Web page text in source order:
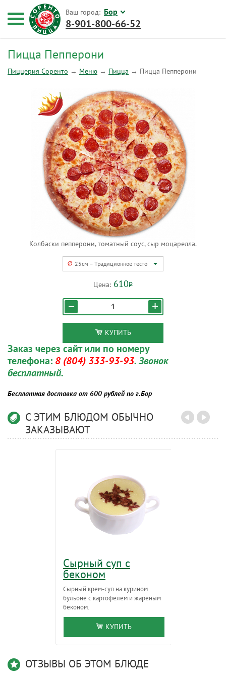
Пицца Пепперони
Пиццерия Соренто → Меню → Пицца → Пицца Пепперони
Колбаски пепперони, томатный соус, сыр моцарелла.
25см – Традиционное тесто
Цена: 610Р
КУПИТЬ
Заказ через сайт или по номеру
телефона: 8 (804) 333-93-93. Звонок
бесплатный.
Бесплатная доставка от 600 рублей по г.Бор
С ЭТИМ БЛЮДОМ ОБЫЧНО
ЗАКАЗЫВАЮТ
Сырный суп с
беконом
Сырный крем-суп на курином
бульоне с картофелем и жареным
беконом.
КУПИТЬ
ОТЗЫВЫ ОБ ЭТОМ БЛЮДЕ
Ваш город: Бор
8-901-800-66-52